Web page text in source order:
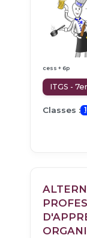
cess + 6p
ITGS -
Classes : 1